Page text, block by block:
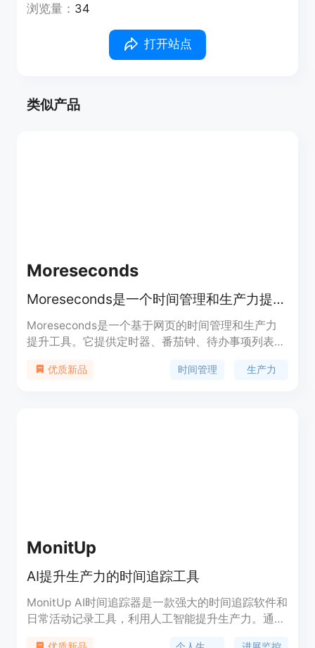
浏览量： 34
打开站点
类似产品
Moreseconds
Moreseconds是一个时间管理和生产力提升工具
Moreseconds是一个基于网页的时间管理和生产力
提升工具。它提供定时器、番茄钟、待办事项列表等
率。它简单易用,支持多种语言,适合需要提升工作和
优质新品 时间管理 生产力
MonitUp
AI提升生产力的时间追踪工具
MonitUp AI时间追踪器是一款强大的时间追踪软件和
日常活动记录工具，利用人工智能提升生产力。通过